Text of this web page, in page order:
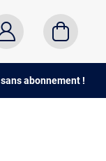
sans abonnement !